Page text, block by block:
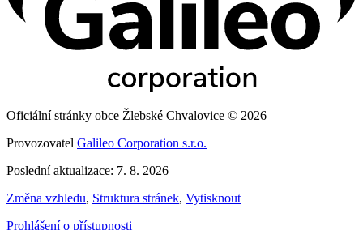
Oficiální stránky obce Žlebské Chvalovice © 2026
Provozovatel Galileo Corporation s.r.o.
Poslední aktualizace: 7. 8. 2026
Změna vzhledu, Struktura stránek, Vytisknout
Prohlášení o přístupnosti